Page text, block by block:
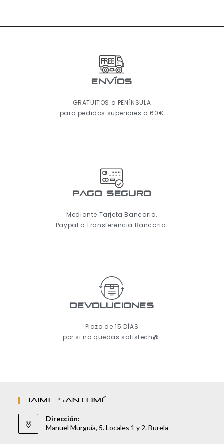
ENVÍOS
GRATUITOS a PENÍNSULA
para pedidos superiores a 60€
pago seguro
Mediante Tarjeta Bancaria,
Paypal o Transferencia Bancaria.
Devoluciones
Plazo de 15 DÍAS
por si no quedas satisfech@.
JAIME SANTOMÉ
Dirección:
Manuel Murguía, 5. Locales 1 y 2. Burela